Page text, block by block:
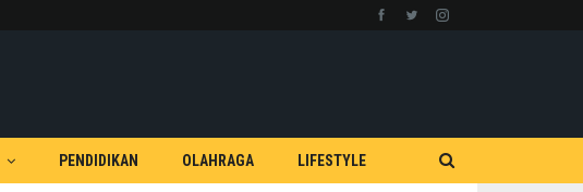
PENDIDIKAN OLAHRAGA LIFESTYLE